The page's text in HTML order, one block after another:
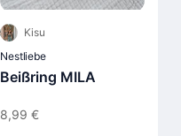
Kisu
Nestliebe
Beißring MILA
8,99 €